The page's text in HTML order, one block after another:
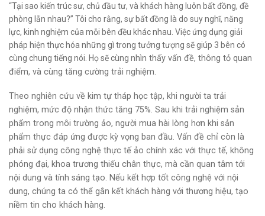
“Tại sao kiến trúc sư, chủ đầu tư, và khách hàng luôn bất đồng, đề
phòng lẫn nhau?” Tôi cho rằng, sự bất đồng là do suy nghĩ, năng
lực, kinh nghiệm của mỗi bên đều khác nhau. Việc ứng dụng giải
pháp hiện thực hóa những gì trong tưởng tượng sẽ giúp 3 bên có
cùng chung tiếng nói. Họ sẽ cùng nhìn thấy vấn đề, thông tỏ quan
điểm, và cùng tăng cường trải nghiệm.
Theo nghiên cứu về kim tự tháp học tập, khi người ta trải
nghiệm, mức độ nhận thức tăng 75%. Sau khi trải nghiệm sản
phẩm trong môi trường ảo, người mua hài lòng hơn khi sản
phẩm thực đáp ứng được kỳ vọng ban đầu. Vấn đề chỉ còn là
phải sử dụng công nghệ thực tế ảo chính xác với thực tế, không
phóng đại, khoa trương thiếu chân thực, mà cần quan tâm tới
nội dung và tính sáng tạo. Nếu kết hợp tốt công nghệ với nội
dung, chúng ta có thể gắn kết khách hàng với thương hiệu, tạo
niềm tin cho khách hàng.